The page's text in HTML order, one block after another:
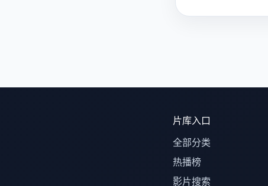
片库入口
全部分类
热播榜
影片搜索